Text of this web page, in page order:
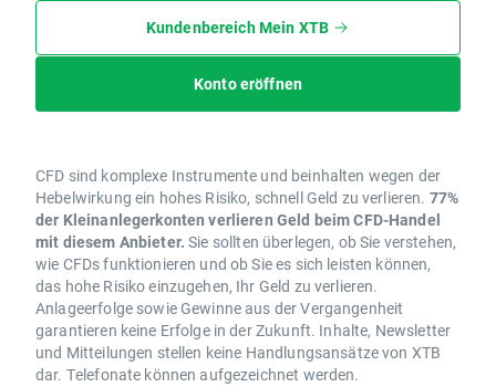
Kundenbereich Mein XTB
Konto eröffnen
CFD sind komplexe Instrumente und beinhalten wegen der
Hebelwirkung ein hohes Risiko, schnell Geld zu verlieren. 77%
der Kleinanlegerkonten verlieren Geld beim CFD-Handel
mit diesem Anbieter. Sie sollten überlegen, ob Sie verstehen,
wie CFDs funktionieren und ob Sie es sich leisten können,
das hohe Risiko einzugehen, Ihr Geld zu verlieren.
Anlageerfolge sowie Gewinne aus der Vergangenheit
garantieren keine Erfolge in der Zukunft. Inhalte, Newsletter
und Mitteilungen stellen keine Handlungsansätze von XTB
dar. Telefonate können aufgezeichnet werden.